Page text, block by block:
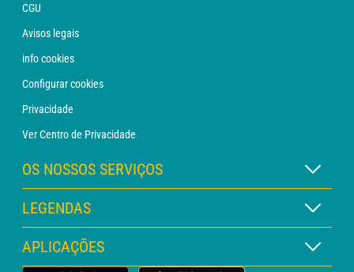
CGU
Avisos legais
info cookies
Configurar cookies
Privacidade
Ver Centro de Privacidade
OS NOSSOS SERVIÇOS
Assinatura METEO Xpert
Assinatura METEO PRO
Consulta com um analista
LEGENDAS
Legenda dos mapas
Legenda dos pictogramas
APLICAÇÕES